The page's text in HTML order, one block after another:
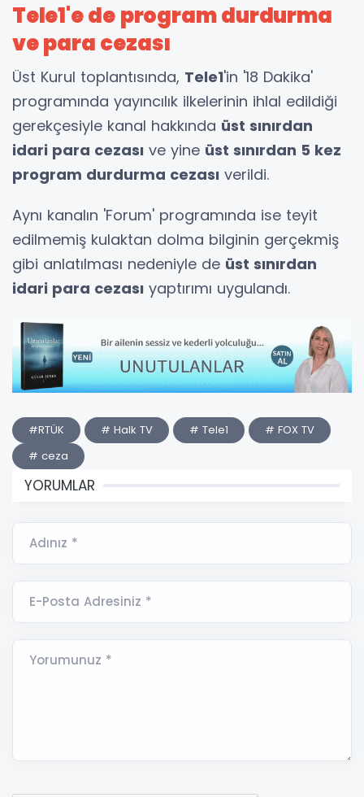
Tele1'e de program durdurma
ve para cezası
Üst Kurul toplantısında, Tele1'in '18 Dakika'
programında yayıncılık ilkelerinin ihlal edildiği
gerekçesiyle kanal hakkında üst sınırdan
idari para cezası ve yine üst sınırdan 5 kez
program durdurma cezası verildi.
Aynı kanalın 'Forum' programında ise teyit
edilmemiş kulaktan dolma bilginin gerçekmiş
gibi anlatılması nedeniyle de üst sınırdan
idari para cezası yaptırımı uygulandı.
#RTÜK # Halk TV # Tele1
# FOX TV
# ceza
YORUMLAR
Adınız *
E-Posta Adresiniz *
Yorumunuz *